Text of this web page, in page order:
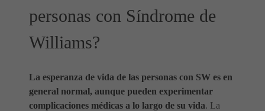
personas con Síndrome de
Williams?
La esperanza de vida de las personas con SW es en
general normal, aunque pueden experimentar
complicaciones médicas a lo largo de su vida. La